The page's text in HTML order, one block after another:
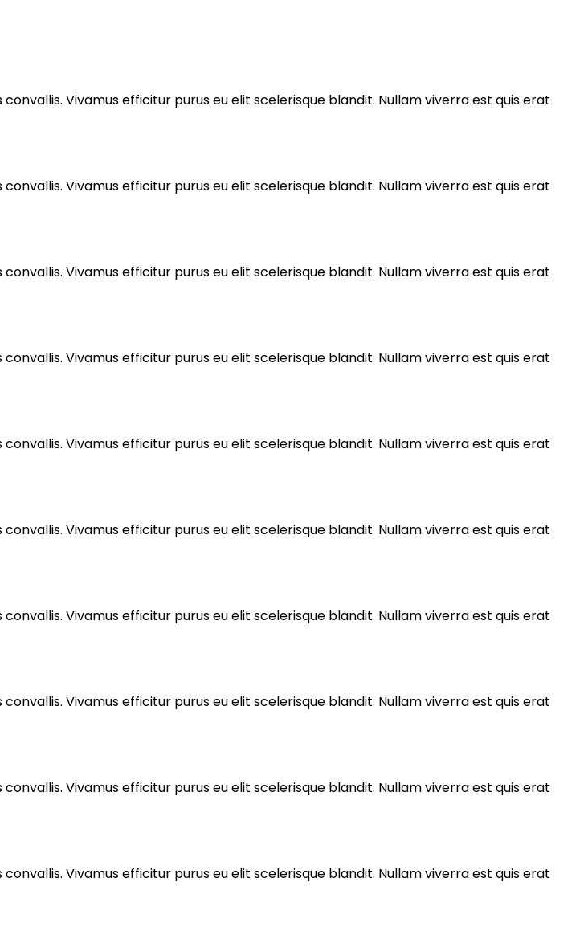
Vivamus efficitur purus eu elit scelerisque blandit. Nullam viverra est quis erat
Vivamus efficitur purus eu elit scelerisque blandit. Nullam viverra est quis erat
Vivamus efficitur purus eu elit scelerisque blandit. Nullam viverra est quis erat
Vivamus efficitur purus eu elit scelerisque blandit. Nullam viverra est quis erat
Vivamus efficitur purus eu elit scelerisque blandit. Nullam viverra est quis erat
Vivamus efficitur purus eu elit scelerisque blandit. Nullam viverra est quis erat
Vivamus efficitur purus eu elit scelerisque blandit. Nullam viverra est quis erat
Vivamus efficitur purus eu elit scelerisque blandit. Nullam viverra est quis erat
Vivamus efficitur purus eu elit scelerisque blandit. Nullam viverra est quis erat
Vivamus efficitur purus eu elit scelerisque blandit. Nullam viverra est quis erat